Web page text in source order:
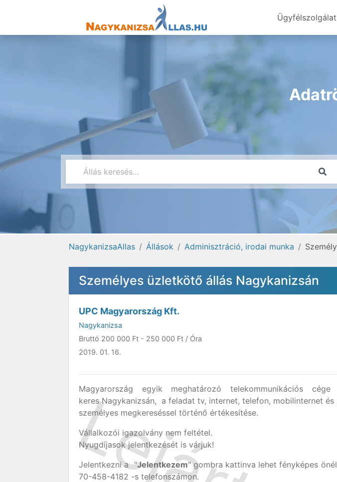
Ügyfélszolgálat
NagykanizsaAllas Állások Adminisztráció, irodai munka
Személyes üzletkötő állás Nagykanizsán
UPC Magyarország Kft.
Nagykanizsa
Bruttó 200 000 Ft - 250 000 Ft / Óra
2019. 01. 16.
Magyarország egyik meghatározó telekommunikációs cége
keres Nagykanizsán, a feladat tv, internet, telefon, mobilinternet
személyes megkereséssel történő értékesítése.
Vállalkozói igazolvány nem feltétel.
Nyugdíjasok jelentkezését is várjuk!
Jelentkezni a "Jelentkezem" gombra kattinva lehet fényképes
70-458-4182 -s telefonszámon.